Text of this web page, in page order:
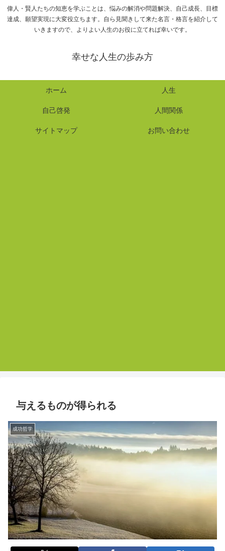
偉人・賢人たちの知恵を学ぶことは、悩みの解消や問題解決、自己成長、目標
達成、願望実現に大変役立ちます。自ら見聞きして来た名言・格言を紹介して
いきますので、よりよい人生のお役に立てれば幸いです。
幸せな人生の歩み方
ホーム 人生
自己啓発 人間関係
サイトマップ お問い合わせ
与えるものが得られる
成功哲学